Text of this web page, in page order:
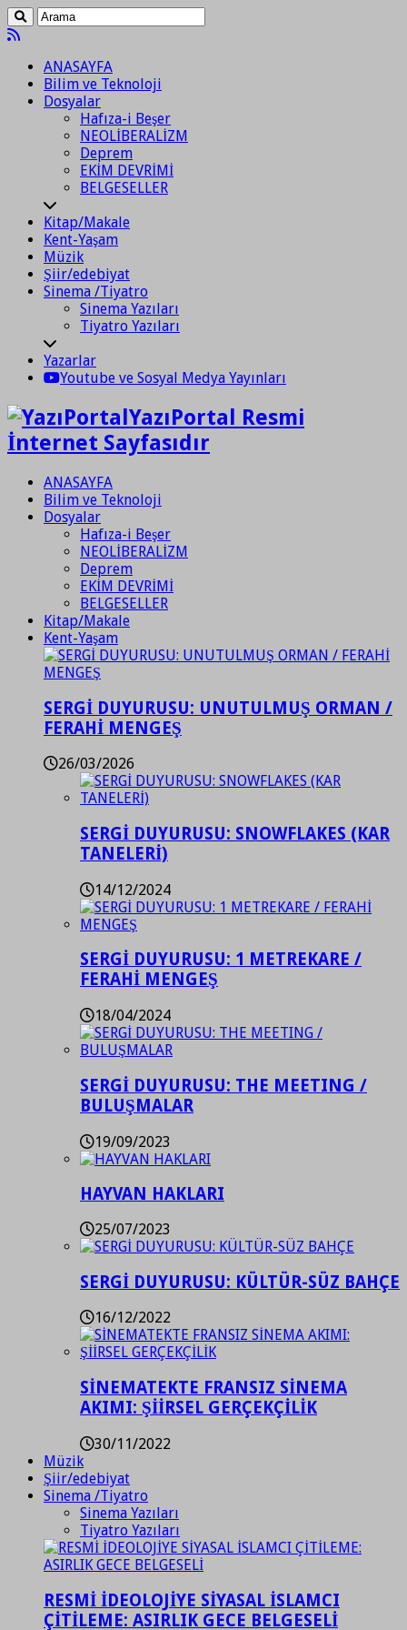
ANASAYFA
Bilim ve Teknoloji
Dosyalar
Hafıza-i Beşer
NEOLİBERALİZM
Deprem
EKİM DEVRİMİ
BELGESELLER
Kitap/Makale
Kent-Yaşam
Müzik
Şiir/edebiyat
Sinema /Tiyatro
Sinema Yazıları
Tiyatro Yazıları
Yazarlar
Youtube ve Sosyal Medya Yayınları
YazıPortal Resmi
İnternet Sayfasıdır
ANASAYFA
Bilim ve Teknoloji
Dosyalar
Hafıza-i Beşer
NEOLİBERALİZM
Deprem
EKİM DEVRİMİ
BELGESELLER
Kitap/Makale
Kent-Yaşam
SERGİ DUYURUSU: UNUTULMUŞ ORMAN /
FERAHİ MENGEŞ
26/03/2026
SERGİ DUYURUSU: SNOWFLAKES (KAR
TANELERİ)
14/12/2024
SERGİ DUYURUSU: 1 METREKARE /
FERAHİ MENGEŞ
18/04/2024
SERGİ DUYURUSU: THE MEETING /
BULUŞMALAR
19/09/2023
HAYVAN HAKLARI
25/07/2023
SERGİ DUYURUSU: KÜLTÜR-SÜZ BAHÇE
16/12/2022
SİNEMATEKTE FRANSIZ SİNEMA
AKIMI: ŞİİRSEL GERÇEKÇİLİK
30/11/2022
Müzik
Şiir/edebiyat
Sinema /Tiyatro
Sinema Yazıları
Tiyatro Yazıları
RESMİ İDEOLOJİYE SİYASAL İSLAMCI
ÇİTİLEME: ASIRLIK GECE BELGESELİ